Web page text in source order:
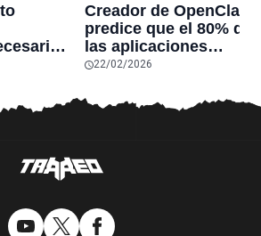
de la
Creador de OpenClaw
predice que el 80% de
las aplicaciones
actuales
sobrevivirán las
aplicaciones con
hardware
22/02/2026